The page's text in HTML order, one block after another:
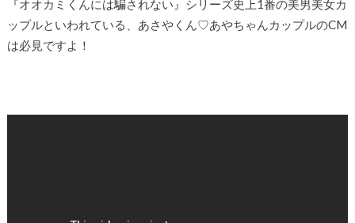
『オオカミくんには騙されない』シリーズ史上1番の美男美女カ
ップルといわれている、あさやくん♡あやちゃんカップルのCM
は必見ですよ！